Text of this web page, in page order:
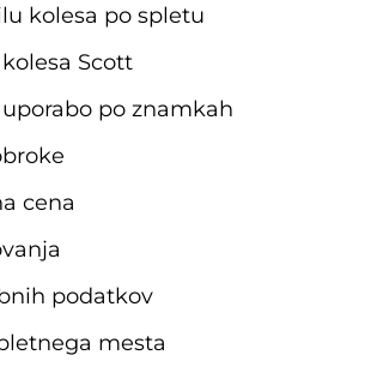
kolesa po spletu
Scott
po znamkah
cena
podatkov
mesta